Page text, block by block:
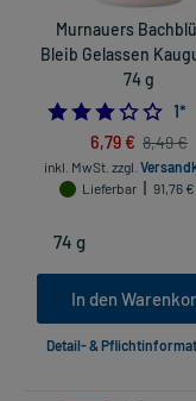
Murnauers
Bleib Gelassen
74 g
3.0
1*
6,79 € 8,49 €
inkl. MwSt. zzgl.
Lieferbar
91,76
In den
Detail- &